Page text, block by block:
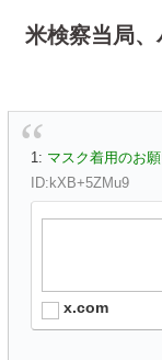
米検察当局
1: マスク着用のお
ID:kXB+5ZMu9
x.com